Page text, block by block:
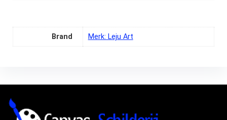
Brand Merk: Leju Art